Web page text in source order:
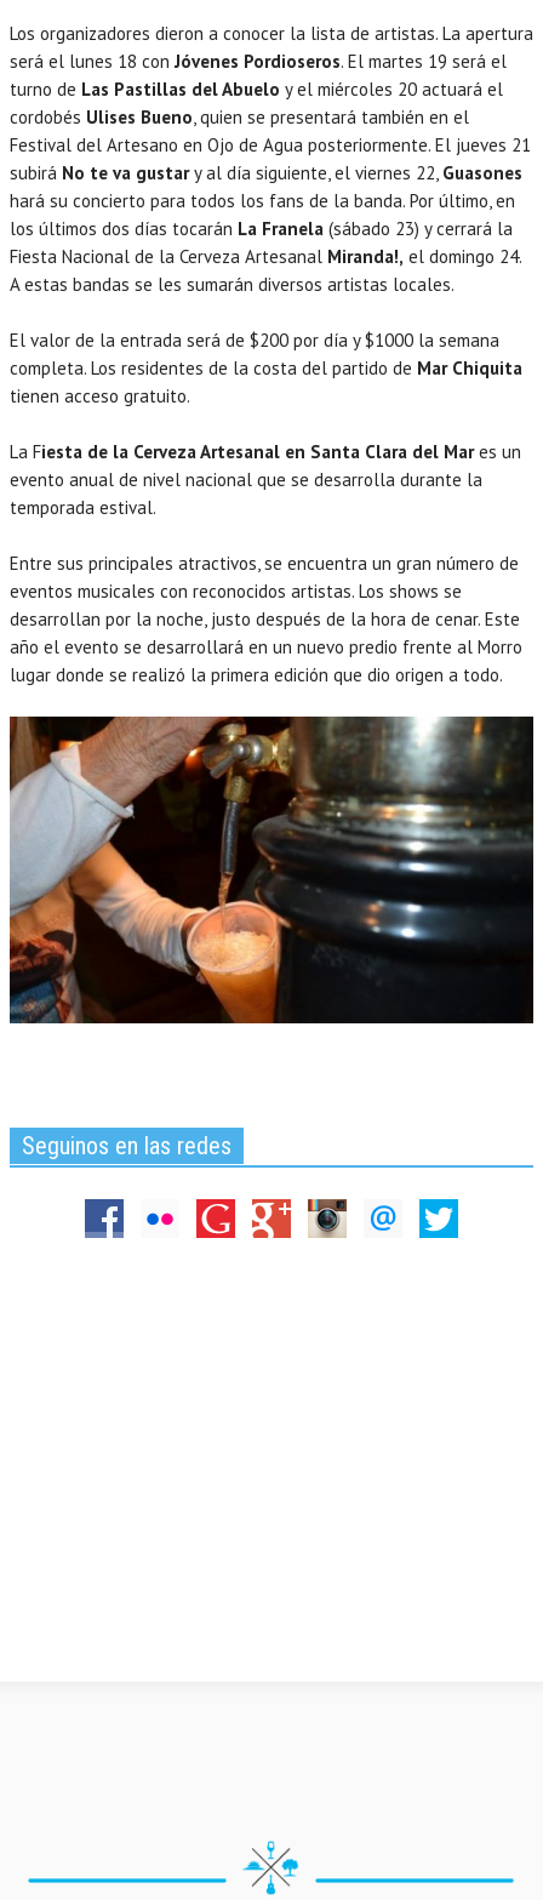
Los organizadores dieron a conocer la lista de artistas. La apertura
será el lunes 18 conJóvenes Pordioseros. El martes 19 será el
turno de Las Pastillas del Abuelo y el miércoles 20 actuará el
cordobés Ulises Bueno, quien se presentará también en el
Festival del Artesano en Ojo de Agua posteriormente. El jueves 21
subirá No te va gustary al día siguiente, el viernes 22, Guasones
hará su concierto para todos los fans de la banda. Por último, en
los últimos dos días tocarán La Franela (sábado 23) y cerrará la
Fiesta Nacional de la Cerveza Artesanal Miranda!, el domingo 24.
A estas bandas se les sumarán diversos artistas locales.
El valor de la entrada será de $200 por día y $1000 la semana
completa. Los residentes de la costa del partido de Mar Chiquita
tienen acceso gratuito.
La Fiesta de la Cerveza Artesanal en Santa Clara del Mares un
evento anual de nivel nacional que se desarrolla durante la
temporada estival.
Entre sus principales atractivos, se encuentra un gran número de
eventos musicales con reconocidos artistas. Los shows se
desarrollan por la noche, justo después de la hora de cenar. Este
año el evento se desarrollará en un nuevo predio frente al Morro
lugar donde se realizó la primera edición que dio origen a todo.
Seguinos en las redes